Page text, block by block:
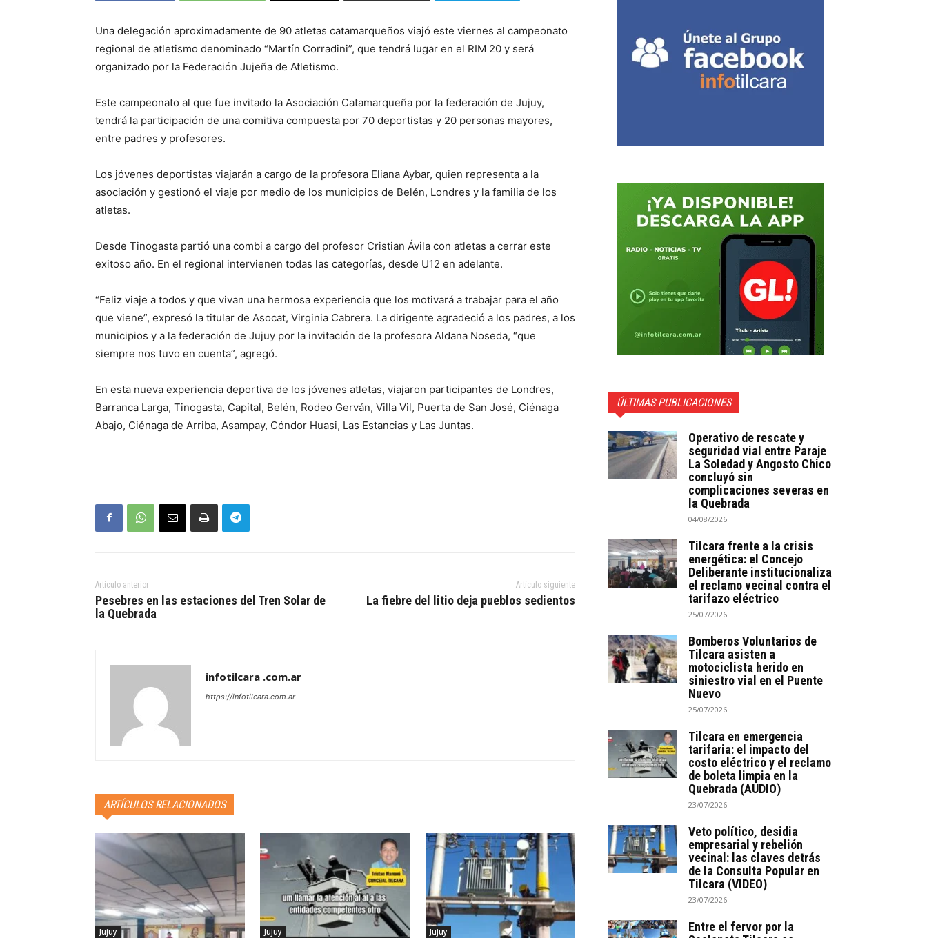
Una delegación aproximadamente de 90 atletas catamarqueños viajó este viernes al campeonato
regional de atletismo denominado “Martín Corradini”, que tendrá lugar en el RIM 20 y será
organizado por la Federación Jujeña de Atletismo.
Este campeonato al que fue invitado la Asociación Catamarqueña por la federación de Jujuy,
tendrá la participación de una comitiva compuesta por 70 deportistas y 20 personas mayores,
entre padres y profesores.
Los jóvenes deportistas viajarán a cargo de la profesora Eliana Aybar, quien representa a la
asociación y gestionó el viaje por medio de los municipios de Belén, Londres y la familia de los
atletas.
Desde Tinogasta partió una combi a cargo del profesor Cristian Ávila con atletas a cerrar este
exitoso año. En el regional intervienen todas las categorías, desde U12 en adelante.
“Feliz viaje a todos y que vivan una hermosa experiencia que los motivará a trabajar para el año
que viene”, expresó la titular de Asocat, Virginia Cabrera. La dirigente agradeció a los padres, a los
municipios y a la federación de Jujuy por la invitación de la profesora Aldana Noseda, “que
siempre nos tuvo en cuenta”, agregó.
En esta nueva experiencia deportiva de los jóvenes atletas, viajaron participantes de Londres,
Barranca Larga, Tinogasta, Capital, Belén, Rodeo Gerván, Villa Vil, Puerta de San José, Ciénaga
Abajo, Ciénaga de Arriba, Asampay, Cóndor Huasi, Las Estancias y Las Juntas.
Artículo anterior
Pesebres en las estaciones del Tren Solar de
la Quebrada
Artículo siguiente
La fiebre del litio deja pueblos sedientos
infotilcara .com.ar
https://infotilcara.com.ar
ARTÍCULOS RELACIONADOS
Jujuy Jujuy Jujuy
ÚLTIMAS PUBLICACIONES
Operativo de rescate y
seguridad vial entre Paraje
La Soledad y Angosto Chico
concluyó sin
complicaciones severas en
la Quebrada
04/08/2026
Tilcara frente a la crisis
energética: el Concejo
Deliberante institucionaliza
el reclamo vecinal contra el
tarifazo eléctrico
25/07/2026
Bomberos Voluntarios de
Tilcara asisten a
motociclista herido en
siniestro vial en el Puente
Nuevo
25/07/2026
Tilcara en emergencia
tarifaria: el impacto del
costo eléctrico y el reclamo
de boleta limpia en la
Quebrada (AUDIO)
23/07/2026
Veto político, desidia
empresarial y rebelión
vecinal: las claves detrás
de la Consulta Popular en
Tilcara (VIDEO)
23/07/2026
Entre el fervor por la